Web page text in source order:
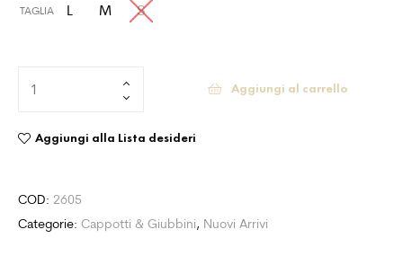
TAGLIA L M S
Aggiungi al carrello
Aggiungi alla Lista desideri
COD: 2605
Categorie: Cappotti & Giubbini, Nuovi Arrivi